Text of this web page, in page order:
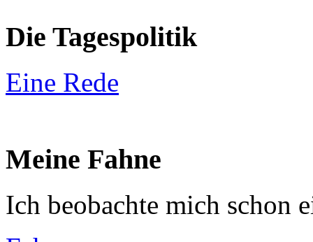
Die Tagespolitik
Eine Rede
Meine Fahne
Ich beobachte mich schon